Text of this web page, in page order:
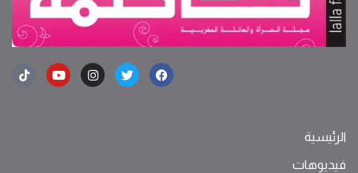
الرئيسية
فيديوهات